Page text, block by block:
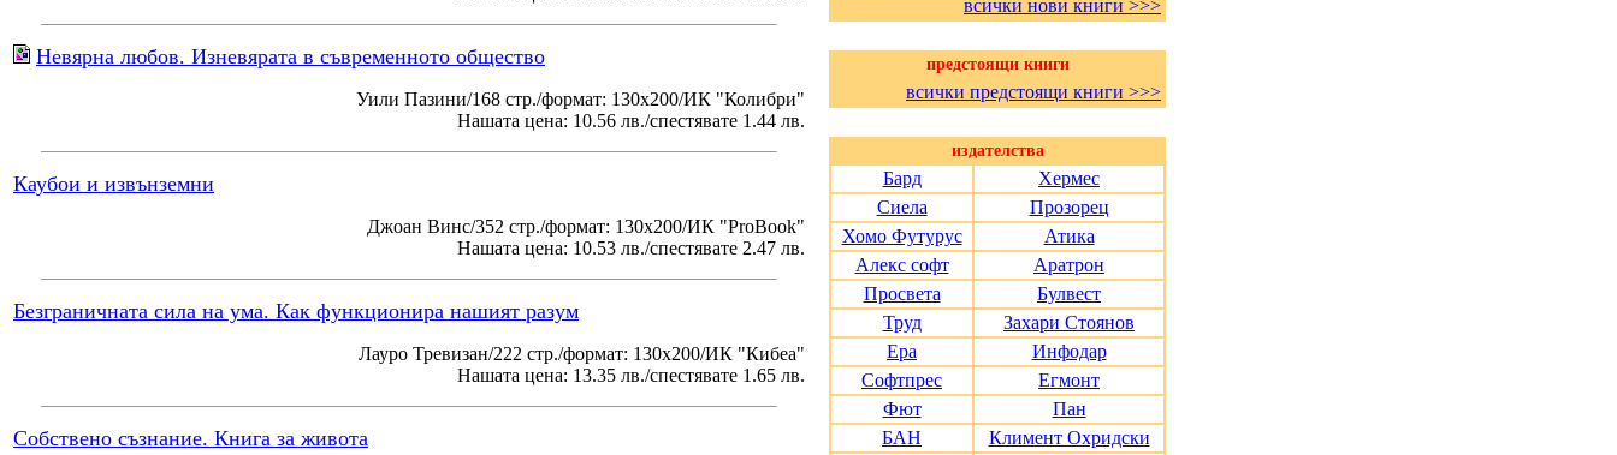
Невярна любов. Изневярата в съвременното общество
Уили Пазини/168 стр./формат: 130х200/ИК "Колибри"
Нашата цена: 10.56 лв./спестявате 1.44 лв.
Каубои и извънземни
Джоан Винс/352 стр./формат: 130х200/ИК "ProBook"
Нашата цена: 10.53 лв./спестявате 2.47 лв.
Безграничната сила на ума. Как функционира нашият разум
Лауро Тревизан/222 стр./формат: 130х200/ИК "Кибеа"
Нашата цена: 13.35 лв./спестявате 1.65 лв.
Собствено съзнание. Книга за живота
всички нови книги >>>
предстоящи книги
всички предстоящи книги >>>
издателства
Бард
Хермес
Сиела
Прозорец
Хомо Футурус
Атика
Алекс софт
Аратрон
Просвета
Булвест
Труд
Захари Стоянов
Ера
Инфодар
Софтпрес
Егмонт
Фют
Пан
БАН
Климент Охридски